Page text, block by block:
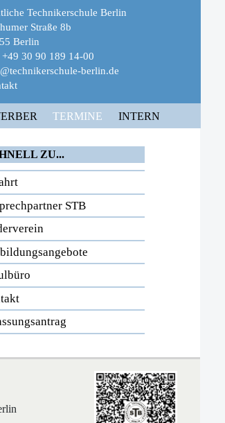
Technikerschule Berlin
Straße 8b
Berlin
+49 30 90 189 14-00
berlin.de
TERMINE INTERN
ZU...
STB